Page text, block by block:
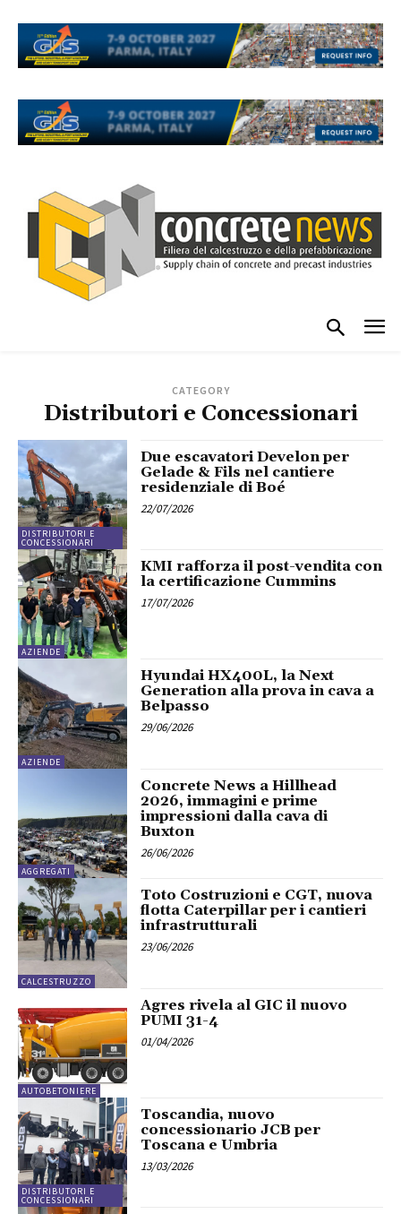
CATEGORY
Distributori e Concessionari
DISTRIBUTORI E
CONCESSIONARI
Due escavatori Develon per
Gelade & Fils nel cantiere
residenziale di Boé
22/07/2026
AZIENDE
KMI rafforza il post-vendita con
la certificazione Cummins
17/07/2026
AZIENDE
Hyundai HX400L, la Next
Generation alla prova in cava a
Belpasso
29/06/2026
AGGREGATI
Concrete News a Hillhead
2026, immagini e prime
impressioni dalla cava di
Buxton
26/06/2026
CALCESTRUZZO
Toto Costruzioni e CGT, nuova
flotta Caterpillar per i cantieri
infrastrutturali
23/06/2026
AUTOBETONIERE
Agres rivela al GIC il nuovo
PUMI 31-4
01/04/2026
DISTRIBUTORI E
CONCESSIONARI
Toscandia, nuovo
concessionario JCB per
Toscana e Umbria
13/03/2026